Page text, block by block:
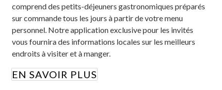
comprend des petits-déjeuners gastronomiques préparés
sur commande tous les jours à partir de votre menu
personnel. Notre application exclusive pour les invités
vous fournira des informations locales sur les meilleurs
endroits à visiter et à manger.
EN SAVOIR PLUS